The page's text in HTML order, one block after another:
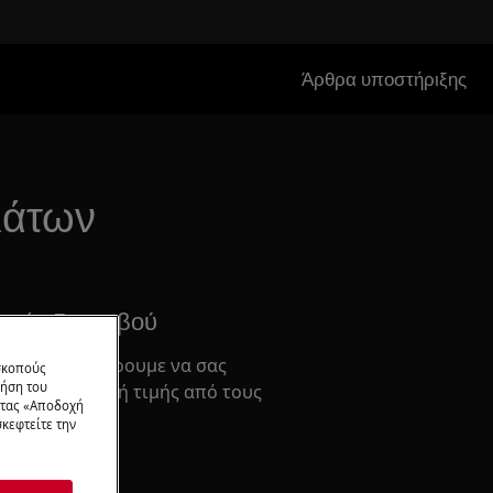
Άρθρα υποστήριξης
Ραντεβού
όπου μπορουμε να σας
σταθερή τιμής από τους
του
«Αποδοχή
την